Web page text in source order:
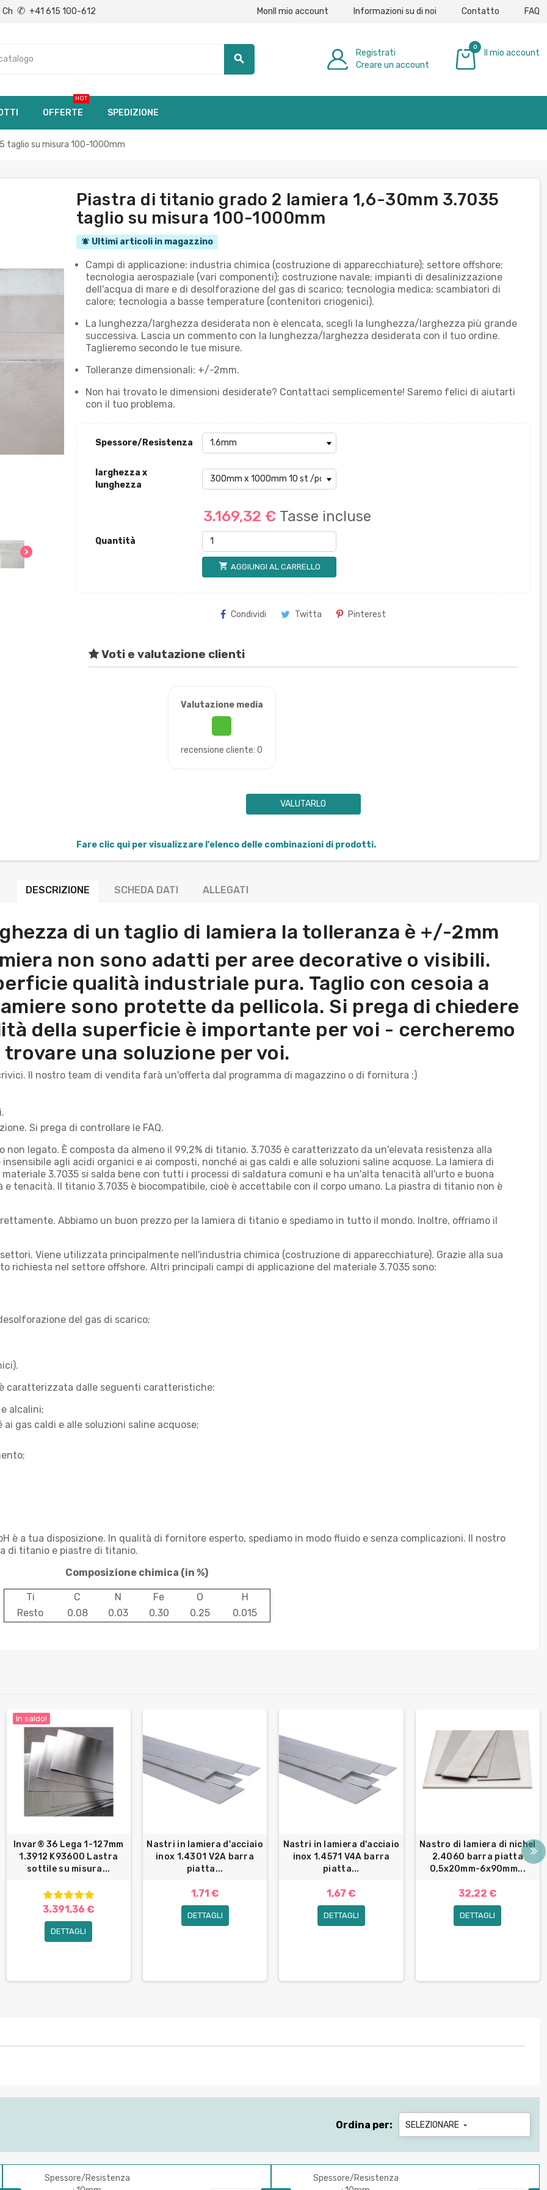
Ch ✆ +41 615 100-612 MonIl mio account Informazioni su di noi Contatto FAQ
search
Registrati
Creare un account
0
Il mio account
OFFERTE
HOT
SPEDIZIONE
taglio su misura 100-1000mm
chevron_right
Piastra di titanio grado 2 lamiera 1,6-30mm 3.7035
taglio su misura 100-1000mm
notifications_active Ultimi articoli in magazzino
Campi di applicazione: industria chimica (costruzione di apparecchiature); settore offshore;
tecnologia aerospaziale (vari componenti); costruzione navale; impianti di desalinizzazione
dell'acqua di mare e di desolforazione del gas di scarico; tecnologia medica; scambiatori di
calore; tecnologia a basse temperature (contenitori criogenici).
La lunghezza/larghezza desiderata non è elencata, scegli la lunghezza/larghezza più grande
successiva. Lascia un commento con la lunghezza/larghezza desiderata con il tuo ordine.
Taglieremo secondo le tue misure.
Tolleranze dimensionali: +/-2mm.
Non hai trovato le dimensioni desiderate? Contattaci semplicemente! Saremo felici di aiutarti
con il tuo problema.
Spessore/Resistenza
larghezza x
lunghezza
3.169,32 € Tasse incluse
Quantità
shopping_cart AGGIUNGI AL CARRELLO
Condividi Twitta Pinterest
Voti e valutazione clienti
Valutazione media
recensione cliente: 0
VALUTARLO
Fare clic qui per visualizzare l'elenco delle combinazioni di prodotti.
DESCRIZIONE SCHEDA DATI ALLEGATI
di un taglio di lamiera la tolleranza è +/-2mm
non sono adatti per aree decorative o visibili.
qualità industriale pura. Taglio con cesoia a
sono protette da pellicola. Si prega di chiedere
della superficie è importante per voi - cercheremo
trovare una soluzione per voi.
Il nostro team di vendita farà un'offerta dal programma di magazzino o di fornitura :)
Si prega di controllare le FAQ.
legato. È composta da almeno il 99,2% di titanio. 3.7035 è caratterizzato da un'elevata resistenza alla
agli acidi organici e ai composti, nonché ai gas caldi e alle soluzioni saline acquose. La lamiera di
3.7035 si salda bene con tutti i processi di saldatura comuni e ha un'alta tenacità all'urto e buona
tenacità. Il titanio 3.7035 è biocompatibile, cioè è accettabile con il corpo umano. La piastra di titanio non è
Abbiamo un buon prezzo per la lamiera di titanio e spediamo in tutto il mondo. Inoltre, offriamo il
Viene utilizzata principalmente nell'industria chimica (costruzione di apparecchiature). Grazie alla sua
richiesta nel settore offshore. Altri principali campi di applicazione del materiale 3.7035 sono:
del gas di scarico;
caratterizzata dalle seguenti caratteristiche:
alcalini;
gas caldi e alle soluzioni saline acquose;
è a tua disposizione. In qualità di fornitore esperto, spediamo in modo fluido e senza complicazioni. Il nostro
di titanio e piastre di titanio.
Composizione chimica (in %)
Ti C N Fe O
H
Resto
0.08 0.03 0.30 0.25 0.015
In saldo!
Invar® 36 Lega 1-127mm
1.3912 K93600 Lastra
sottile su misura...
3.391,36 €
DETTAGLI
Nastri in lamiera d'acciaio
inox 1.4301 V2A barra
piatta...
1,71 €
DETTAGLI
Nastri in lamiera d'acciaio
inox 1.4571 V4A barra
piatta...
1,67 €
DETTAGLI
Nastro di lamiera di nichel
2.4060 barra piatta
0,5x20mm-6x90mm...
32,22 €
DETTAGLI
Ordina per: SELEZIONARE 
Spessore/Resistenza
Spessore/Resistenza